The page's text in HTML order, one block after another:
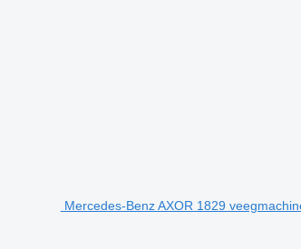
Mercedes-Benz AXOR 1829